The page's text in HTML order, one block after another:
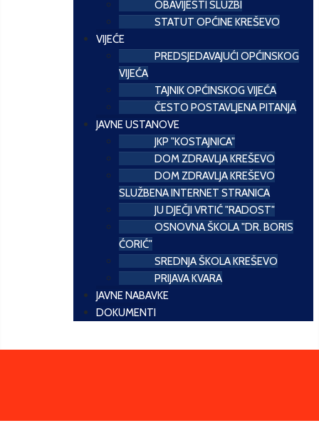
OBAVIJESTI SLUŽBI
STATUT OPĆINE KREŠEVO
VIJEĆE
PREDSJEDAVAJUĆI OPĆINSKOG
VIJEĆA
TAJNIK OPĆINSKOG VIJEĆA
ČESTO POSTAVLJENA PITANJA
JAVNE USTANOVE
JKP "KOSTAJNICA"
DOM ZDRAVLJA KREŠEVO
DOM ZDRAVLJA KREŠEVO
SLUŽBENA INTERNET STRANICA
JU DJEČJI VRTIĆ "RADOST"
OSNOVNA ŠKOLA "DR. BORIS
ĆORIĆ"
SREDNJA ŠKOLA KREŠEVO
PRIJAVA KVARA
JAVNE NABAVKE
DOKUMENTI